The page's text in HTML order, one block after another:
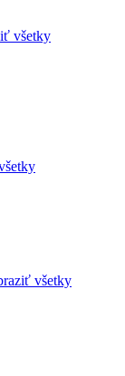
všetky
všetky